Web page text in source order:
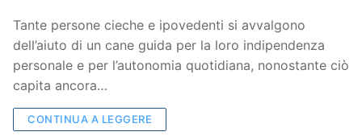
Tante persone cieche e ipovedenti si avvalgono
dell’aiuto di un cane guida per la loro indipendenza
personale e per l’autonomia quotidiana, nonostante ciò
capita ancora…
CONTINUA A LEGGERE